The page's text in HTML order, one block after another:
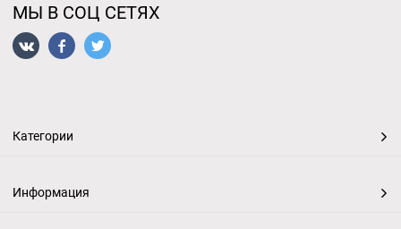
МЫ В СОЦ СЕТЯХ
Категории
Информация